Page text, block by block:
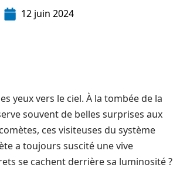
12 juin 2024
yeux vers le ciel. À la tombée de la
souvent de belles surprises aux
ces visiteuses du système
a toujours suscité une vive
se cachent derrière sa luminosité ?